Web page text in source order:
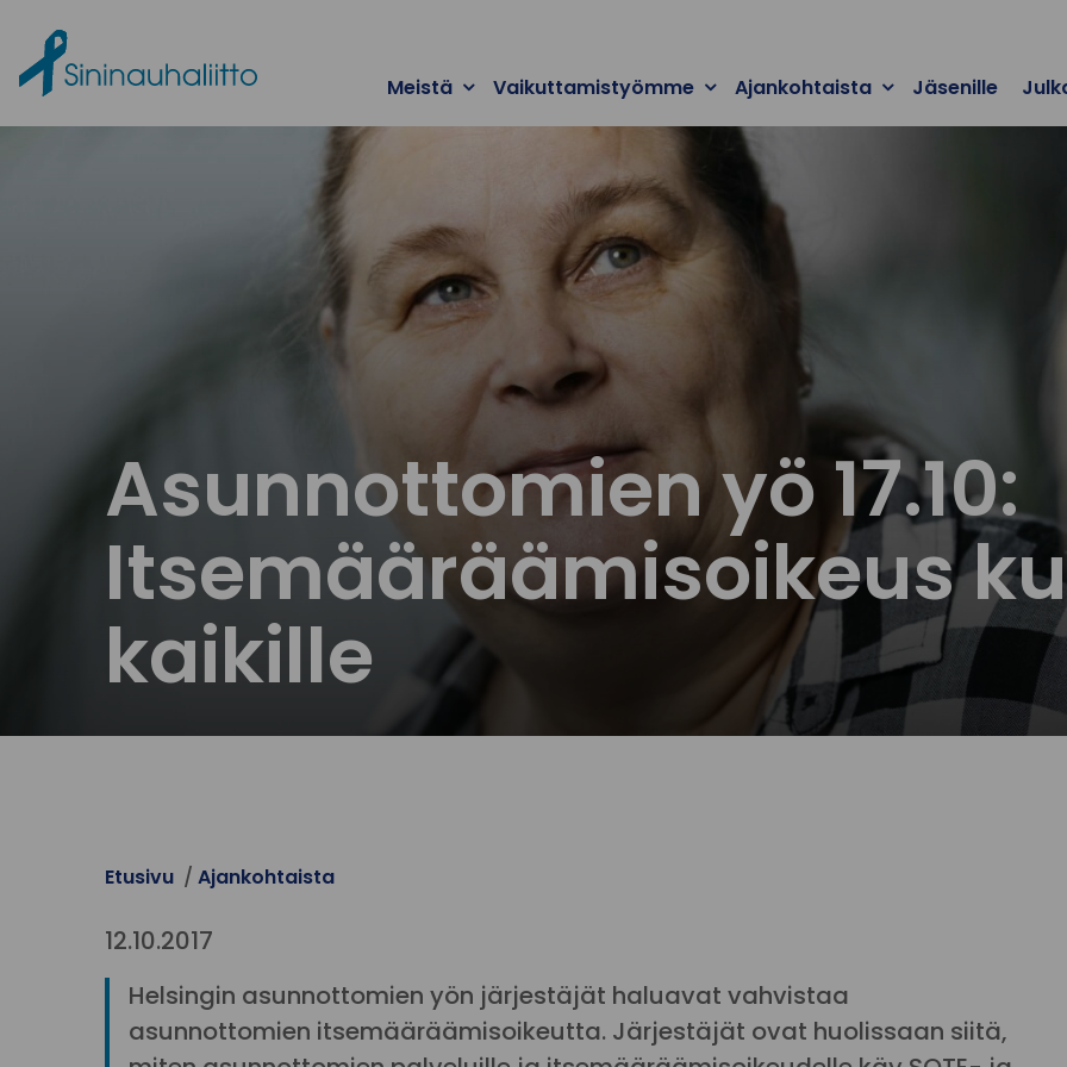
Meistä Vaikuttamistyömme Ajankohtaista Jäsenille
Asunnottomien yö 17.10:
Itsemääräämisoikeus
kaikille
Etusivu Ajankohtaista
12.10.2017
Helsingin asunnottomien yön järjestäjät haluavat vahvistaa
asunnottomien itsemääräämisoikeutta. Järjestäjät ovat huolissaan siitä,